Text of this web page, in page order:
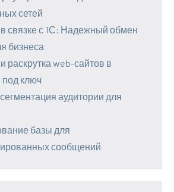
сетей
связке с 1С: Надежный обмен
бизнеса
раскрутка web-сайтов в
под ключ
аудитории для
базы для
сообщений